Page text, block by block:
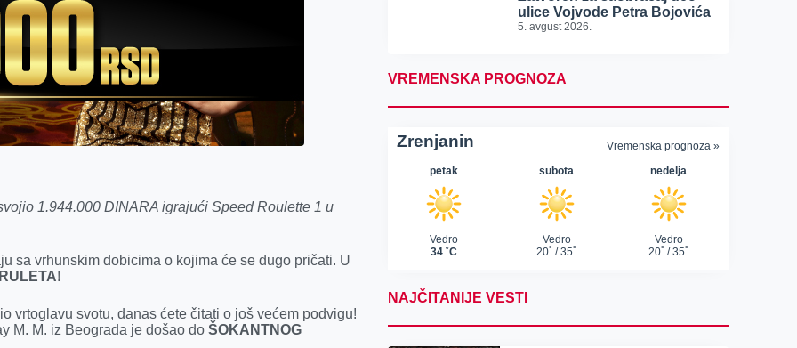
1.944.000 DINARA igrajući Speed Roulette 1 u
sa vrhunskim dobicima o kojima će se dugo pričati. U
!
vrtoglavu svotu, danas ćete čitati o još većem podvigu!
M. M. iz Beograda je došao doŠOKANTNOG
ulice Vojvode Petra Bojovića
5. avgust 2026.
VREMENSKA PROGNOZA
NAJČITANIJE VESTI